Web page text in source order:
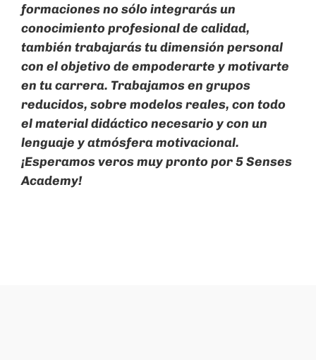
formaciones no sólo integrarás un
conocimiento profesional de calidad,
también trabajarás tu dimensión personal
con el objetivo de empoderarte y motivarte
en tu carrera. Trabajamos en grupos
reducidos, sobre modelos reales, con todo
el material didáctico necesario y con un
lenguaje y atmósfera motivacional.
¡Esperamos veros muy pronto por 5 Senses
Academy!